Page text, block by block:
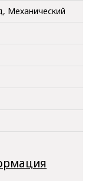
Механический